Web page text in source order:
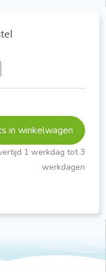
in winkelwagen
1 werkdag tot 3
werkdagen